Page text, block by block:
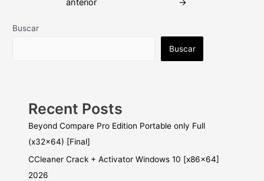
anterior
→
Buscar
Buscar
Recent Posts
Beyond Compare Pro Edition Portable only Full
(x32x64) [Final]
CCleaner Crack + Activator Windows 10 [x86x64]
2026